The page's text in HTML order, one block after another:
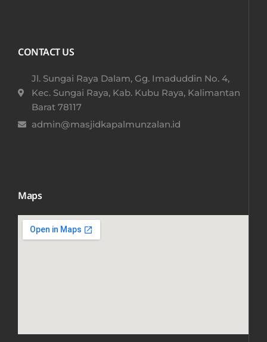
CONTACT US
Jl. Sungai Raya Dalam, Gg. Imaduddin No. 4,
Kec. Sungai Raya, Kab. Kubu Raya, Kalimantan
Barat 78117​
admin@masjidkapalmunzalan.id
Maps